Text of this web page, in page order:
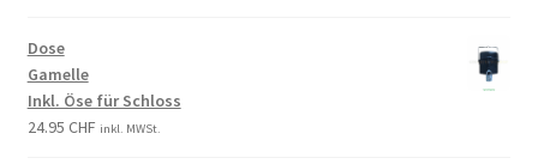
Dose
Gamelle
Inkl. Öse für Schloss
24.95 CHF inkl. MWSt.